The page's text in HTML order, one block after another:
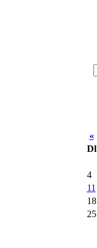
«
Dl
4
11
18
25